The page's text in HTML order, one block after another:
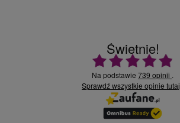
Świetnie!
Ocena średnia 4.9 na 5
Na podstawie 739 opinii .
Sprawdź wszystkie opinie tutaj